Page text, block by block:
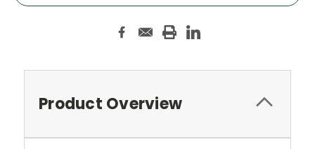
Product Overview